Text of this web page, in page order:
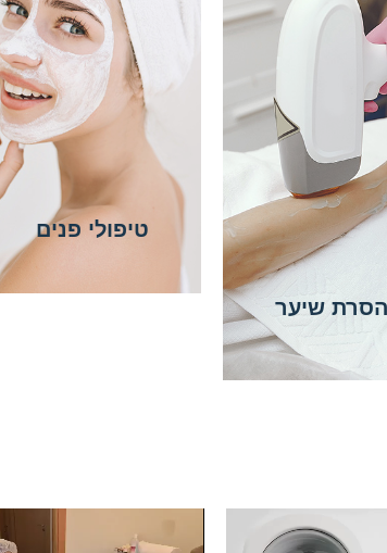
הסרת שיער
טיפולי פנים